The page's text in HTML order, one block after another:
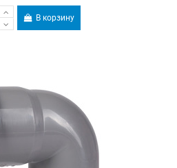
В корзину